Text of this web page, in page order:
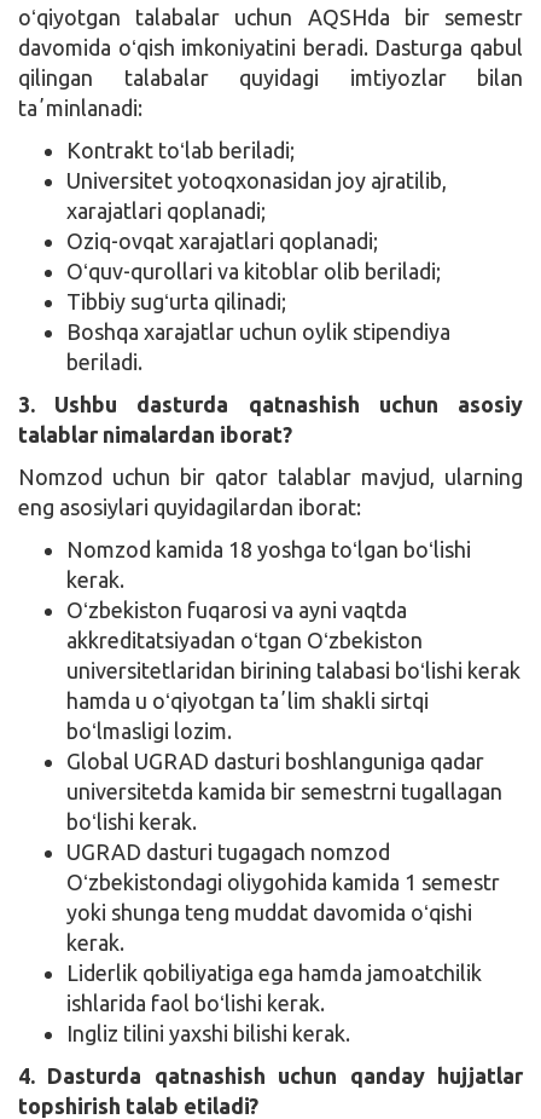
oʻqiyotgan talabalar uchun AQSHda bir semestr
davomida oʻqish imkoniyatini beradi. Dasturga qabul
qilingan talabalar quyidagi imtiyozlar bilan
taʼminlanadi:
Kontrakt toʻlab beriladi;
Universitet yotoqxonasidan joy ajratilib,
xarajatlari qoplanadi;
Oziq-ovqat xarajatlari qoplanadi;
Oʻquv-qurollari va kitoblar olib beriladi;
Tibbiy sugʻurta qilinadi;
Boshqa xarajatlar uchun oylik stipendiya
beriladi.
3. Ushbu dasturda qatnashish uchun asosiy
talablar nimalardan iborat?
Nomzod uchun bir qator talablar mavjud, ularning
eng asosiylari quyidagilardan iborat:
Nomzod kamida 18 yoshga toʻlgan boʻlishi
kerak.
Oʻzbekiston fuqarosi va ayni vaqtda
akkreditatsiyadan oʻtgan Oʻzbekiston
universitetlaridan birining talabasi boʻlishi kerak
hamda u oʻqiyotgan taʼlim shakli sirtqi
boʻlmasligi lozim.
Global UGRAD dasturi boshlanguniga qadar
universitetda kamida bir semestrni tugallagan
boʻlishi kerak.
UGRAD dasturi tugagach nomzod
Oʻzbekistondagi oliygohida kamida 1 semestr
yoki shunga teng muddat davomida oʻqishi
kerak.
Liderlik qobiliyatiga ega hamda jamoatchilik
ishlarida faol boʻlishi kerak.
Ingliz tilini yaxshi bilishi kerak.
4. Dasturda qatnashish uchun qanday hujjatlar
topshirish talab etiladi?